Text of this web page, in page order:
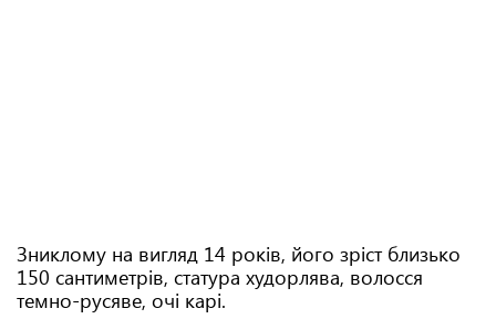
Зниклому на вигляд 14 років, його зріст близько
150 сантиметрів, статура худорлява, волосся
темно-русяве, очі карі.